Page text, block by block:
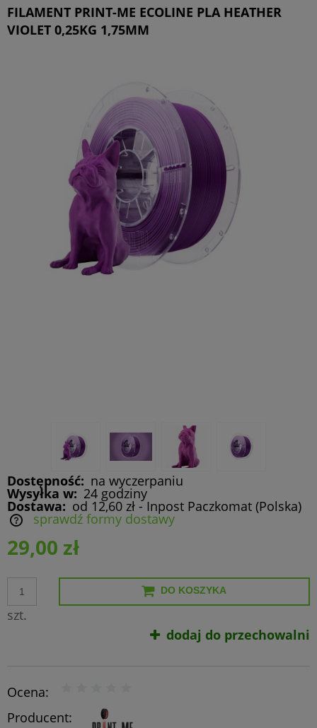
FILAMENT PRINT-ME ECOLINE PLA HEATHER
VIOLET 0,25KG 1,75MM
Dostępność: na wyczerpaniu
Wysyłka w: 24 godziny
Dostawa: od 12,60 zł - Inpost Paczkomat (Polska)
sprawdź formy dostawy
29,00 zł
szt.
DO KOSZYKA
dodaj do przechowalni
Ocena:
Producent: